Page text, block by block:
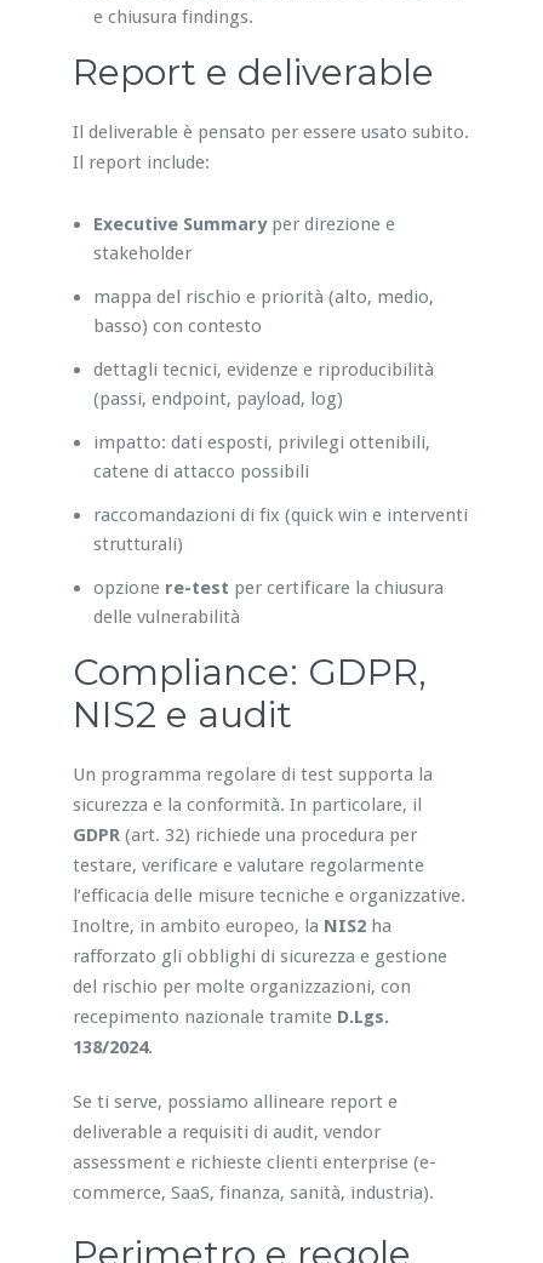
e chiusura findings.
Report e deliverable
Il deliverable è pensato per essere usato subito.
Il report include:
Executive Summaryper direzione e
stakeholder
mappa del rischio e priorità (alto, medio,
basso) con contesto
dettagli tecnici, evidenze e riproducibilità
(passi, endpoint, payload, log)
impatto: dati esposti, privilegi ottenibili,
catene di attacco possibili
raccomandazioni di fix (quick win e interventi
strutturali)
opzione re-test per certificare la chiusura
delle vulnerabilità
Compliance: GDPR,
NIS2 e audit
Un programma regolare di test supporta la
sicurezza e la conformità. In particolare, il
GDPR(art. 32) richiede una procedura per
testare, verificare e valutare regolarmente
l’efficacia delle misure tecniche e organizzative.
Inoltre, in ambito europeo, la NIS2ha
rafforzato gli obblighi di sicurezza e gestione
del rischio per molte organizzazioni, con
recepimento nazionale tramite D.Lgs.
138/2024.
Se ti serve, possiamo allineare report e
deliverable a requisiti di audit, vendor
assessment e richieste clienti enterprise (e-
commerce, SaaS, finanza, sanità, industria).
Perimetro e regole